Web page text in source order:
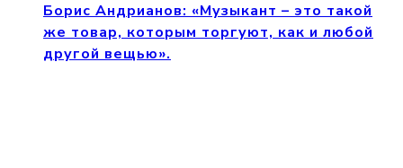
Борис Андрианов: «Музыкант – это такой
же товар, которым торгуют, как и любой
другой вещью».